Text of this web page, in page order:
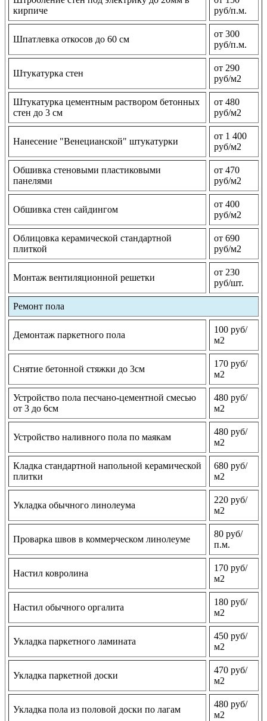
кирпиче
руб/п.м.
Шпатлевка откосов до 60 см
от 300
руб/п.м.
Штукатурка стен
от 290
руб/м2
Штукатурка цементным раствором бетонных
стен до 3 см
от 480
руб/м2
Нанесение "Венецианской" штукатурки
от 1 400
руб/м2
Обшивка стеновыми пластиковыми
панелями
от 470
руб/м2
Обшивка стен сайдингом
от 400
руб/м2
Облицовка керамической стандартной
плиткой
от 690
руб/м2
Монтаж вентиляционной решетки
от 230
руб/шт.
Ремонт пола
Демонтаж паркетного пола
100 руб/
м2
Снятие бетонной стяжки до 3см
170 руб/
м2
Устройство пола песчано-цементной смесью
от 3 до 6см
480 руб/
м2
Устройство наливного пола по маякам
480 руб/
м2
Кладка стандартной напольной керамической
плитки
680 руб/
м2
Укладка обычного линолеума
220 руб/
м2
Проварка швов в коммерческом линолеуме
80 руб/
п.м.
Настил ковролина
170 руб/
м2
Настил обычного оргалита
180 руб/
м2
Укладка паркетного ламината
450 руб/
м2
Укладка паркетной доски
470 руб/
м2
Укладка пола из половой доски по лагам
480 руб/
м2